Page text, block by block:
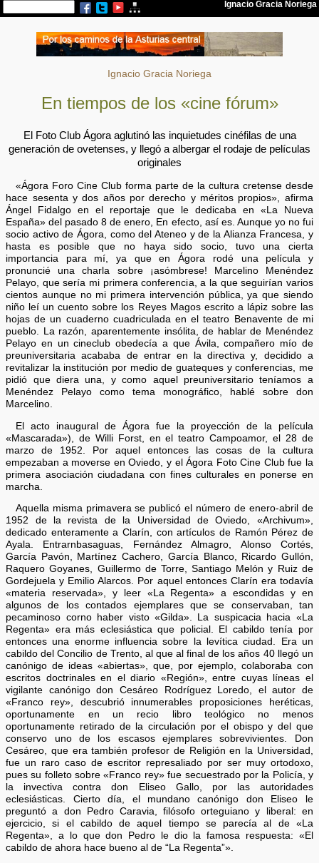
Ignacio Gracia Noriega
En tiempos de los «cine fórum»
El Foto Club Ágora aglutinó las inquietudes cinéfilas de una
generación de ovetenses, y llegó a albergar el rodaje de películas
originales
«Ágora Foro Cine Club forma parte de la cultura cretense desde
hace sesenta y dos años por derecho y méritos propios», afirma
Ángel Fidalgo en el reportaje que le dedicaba en «La Nueva
España» del pasado 8 de enero, En efecto, así es. Aunque yo no fui
socio activo de Ágora, como del Ateneo y de la Alianza Francesa, y
hasta es posible que no haya sido socio, tuvo una cierta
importancia para mí, ya que en Ágora rodé una película y
pronuncié una charla sobre ¡asómbrese! Marcelino Menéndez
Pelayo, que sería mi primera conferencia, a la que seguirían varios
cientos aunque no mi primera intervención pública, ya que siendo
niño leí un cuento sobre los Reyes Magos escrito a lápiz sobre las
hojas de un cuaderno cuadriculada en el teatro Benavente de mi
pueblo. La razón, aparentemente insólita, de hablar de Menéndez
Pelayo en un cineclub obedecía a que Ávila, compañero mío de
preuniversitaria acababa de entrar en la directiva y, decidido a
revitalizar la institución por medio de guateques y conferencias, me
pidió que diera una, y como aquel preuniversitario teníamos a
Menéndez Pelayo como tema monográfico, hablé sobre don
Marcelino.
El acto inaugural de Ágora fue la proyección de la película
«Mascarada»), de Willi Forst, en el teatro Campoamor, el 28 de
marzo de 1952. Por aquel entonces las cosas de la cultura
empezaban a moverse en Oviedo, y el Ágora Foto Cine Club fue la
primera asociación ciudadana con fines culturales en ponerse en
marcha.
Aquella misma primavera se publicó el número de enero-abril de
1952 de la revista de la Universidad de Oviedo, «Archivum»,
dedicado enteramente a Clarín, con artículos de Ramón Pérez de
Ayala. Entrarnbasaguas, Fernández Almagro, Alonso Cortés,
García Pavón, Martínez Cachero, García Blanco, Ricardo Gullón,
Raquero Goyanes, Guillermo de Torre, Santiago Melón y Ruiz de
Gordejuela y Emilio Alarcos. Por aquel entonces Clarín era todavía
«materia reservada», y leer «La Regenta» a escondidas y en
algunos de los contados ejemplares que se conservaban, tan
pecaminoso corno haber visto «Gilda». La suspicacia hacia «La
Regenta» era más eclesiástica que policial. El cabildo tenía por
entonces una enorme influencia sobre la levítica ciudad. Era un
cabildo del Concilio de Trento, al que al final de los años 40 llegó un
canónigo de ideas «abiertas», que, por ejemplo, colaboraba con
escritos doctrinales en el diario «Región», entre cuyas líneas el
vigilante canónigo don Cesáreo Rodríguez Loredo, el autor de
«Franco rey», descubrió innumerables proposiciones heréticas,
oportunamente en un recio libro teológico no menos
oportunamente retirado de la circulación por el obispo y del que
conservo uno de los escasos ejemplares sobrevivientes. Don
Cesáreo, que era también profesor de Religión en la Universidad,
fue un raro caso de escritor represaliado por ser muy ortodoxo,
pues su folleto sobre «Franco rey» fue secuestrado por la Policía, y
la invectiva contra don Eliseo Gallo, por las autoridades
eclesiásticas. Cierto día, el mundano canónigo don Eliseo le
preguntó a don Pedro Caravia, filósofo orteguiano y liberal: en
ejercicio, si el cabildo de aquel tiempo se parecía al de «La
Regenta», a lo que don Pedro le dio la famosa respuesta: «El
cabildo de ahora hace bueno al de “La Regenta”».